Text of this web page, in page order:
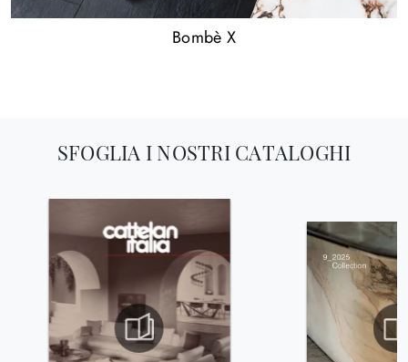
Bombè X
SFOGLIA I NOSTRI CATALOGHI